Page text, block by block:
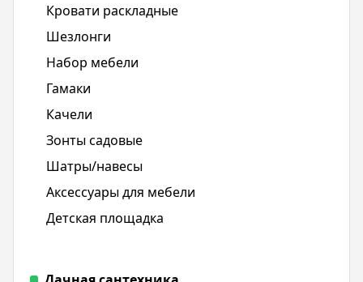
Кровати раскладные
Шезлонги
Набор мебели
Гамаки
Качели
Зонты садовые
Шатры/навесы
Аксессуары для мебели
Детская площадка